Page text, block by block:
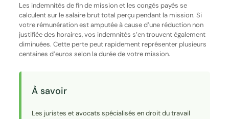
Les indemnités de fin de mission et les congés payés se
calculent sur le salaire brut total perçu pendant la mission. Si
votre rémunération est amputée à cause d’une réduction non
justifiée des horaires, vos indemnités s’en trouvent également
diminuées. Cette perte peut rapidement représenter plusieurs
centaines d’euros selon la durée de votre mission.
À savoir
Les juristes et avocats spécialisés en droit du travail